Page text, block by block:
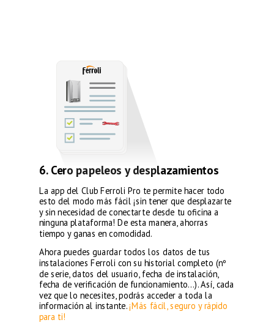
6. Cero papeleos y desplazamientos
La app del Club Ferroli Pro te permite hacer todo
esto del modo más fácil ¡sin tener que desplazarte
y sin necesidad de conectarte desde tu oficina a
ninguna plataforma! De esta manera, ahorras
tiempo y ganas en comodidad.
Ahora puedes guardar todos los datos de tus
instalaciones Ferroli con su historial completo (nº
de serie, datos del usuario, fecha de instalación,
fecha de verificación de funcionamiento…). Así, cada
vez que lo necesites, podrás acceder a toda la
información al instante.¡Más fácil, seguro y rápido
para ti!